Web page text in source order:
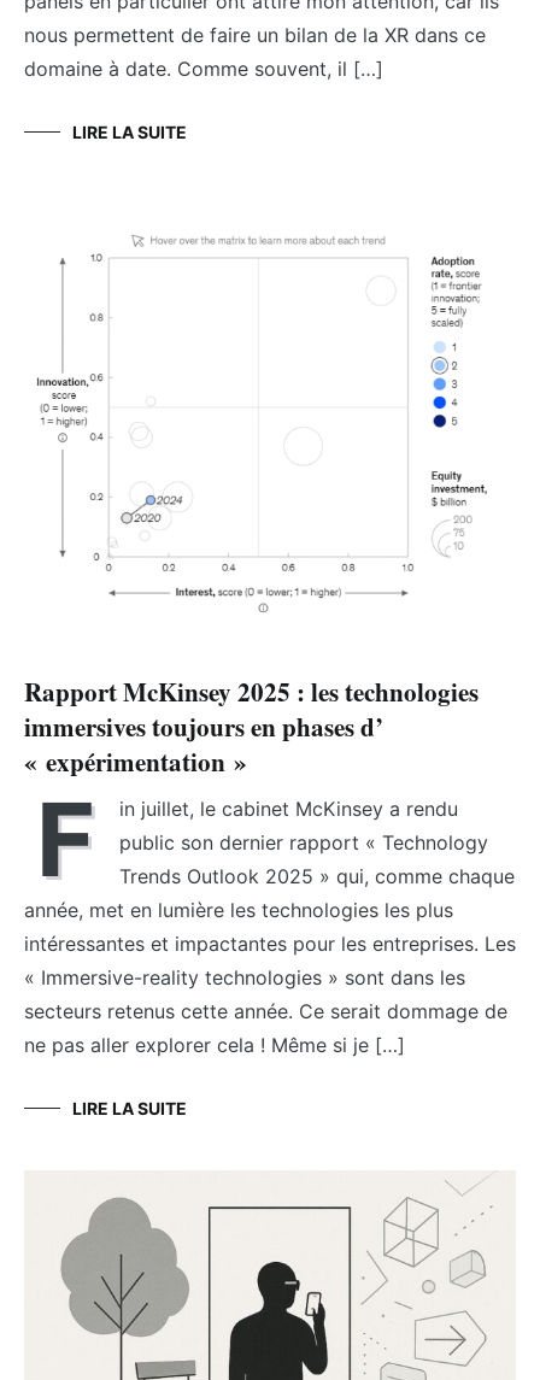
nous permettent de faire un bilan de la XR dans ce
domaine à date. Comme souvent, il […]
LIRE LA SUITE
Rapport McKinsey 2025 : les technologies
immersives toujours en phases d’
« expérimentation »
F
in juillet, le cabinet McKinsey a rendu
public son dernier rapport « Technology
Trends Outlook 2025 » qui, comme chaque
année, met en lumière les technologies les plus
intéressantes et impactantes pour les entreprises. Les
« Immersive-reality technologies » sont dans les
secteurs retenus cette année. Ce serait dommage de
ne pas aller explorer cela ! Même si je […]
LIRE LA SUITE